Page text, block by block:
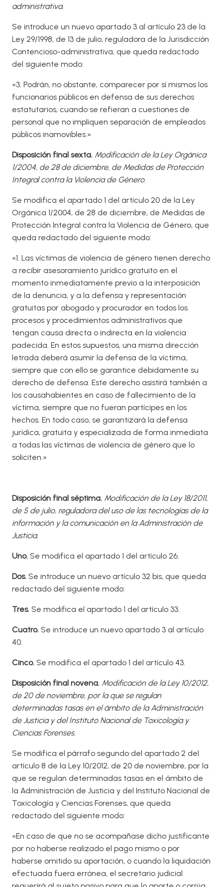
administrativa.
Se introduce un nuevo apartado 3 al artículo 23 de la
Ley 29/1998, de 13 de julio, reguladora de la Jurisdicción
Contencioso-administrativa, que queda redactado
del siguiente modo:
«3. Podrán, no obstante, comparecer por sí mismos los
funcionarios públicos en defensa de sus derechos
estatutarios, cuando se refieran a cuestiones de
personal que no impliquen separación de empleados
públicos inamovibles.»
Disposición final sexta. Modificación de la Ley Orgánica
1/2004, de 28 de diciembre, de Medidas de Protección
Integral contra la Violencia de Género.
Se modifica el apartado 1 del artículo 20 de la Ley
Orgánica 1/2004, de 28 de diciembre, de Medidas de
Protección Integral contra la Violencia de Género, que
queda redactado del siguiente modo:
«1. Las víctimas de violencia de género tienen derecho
a recibir asesoramiento jurídico gratuito en el
momento inmediatamente previo a la interposición
de la denuncia, y a la defensa y representación
gratuitas por abogado y procurador en todos los
procesos y procedimientos administrativos que
tengan causa directa o indirecta en la violencia
padecida. En estos supuestos, una misma dirección
letrada deberá asumir la defensa de la víctima,
siempre que con ello se garantice debidamente su
derecho de defensa. Este derecho asistirá también a
los causahabientes en caso de fallecimiento de la
víctima, siempre que no fueran partícipes en los
hechos. En todo caso, se garantizará la defensa
jurídica, gratuita y especializada de forma inmediata
a todas las víctimas de violencia de género que lo
soliciten.»
Disposición final séptima. Modificación de la Ley 18/2011,
de 5 de julio, reguladora del uso de las tecnologías de la
información y la comunicación en la Administración de
Justicia.
Uno. Se modifica el apartado 1 del artículo 26.
Dos. Se introduce un nuevo artículo 32 bis, que queda
redactado del siguiente modo:
Tres. Se modifica el apartado 1 del artículo 33.
Cuatro. Se introduce un nuevo apartado 3 al artículo
40.
Cinco. Se modifica el apartado 1 del artículo 43.
Disposición final novena. Modificación de la Ley 10/2012,
de 20 de noviembre, por la que se regulan
determinadas tasas en el ámbito de la Administración
de Justicia y del Instituto Nacional de Toxicología y
Ciencias Forenses.
Se modifica el párrafo segundo del apartado 2 del
artículo 8 de la Ley 10/2012, de 20 de noviembre, por la
que se regulan determinadas tasas en el ámbito de
la Administración de Justicia y del Instituto Nacional de
Toxicología y Ciencias Forenses, que queda
redactado del siguiente modo:
«En caso de que no se acompañase dicho justificante
por no haberse realizado el pago mismo o por
haberse omitido su aportación, o cuando la liquidación
efectuada fuera errónea, el secretario judicial